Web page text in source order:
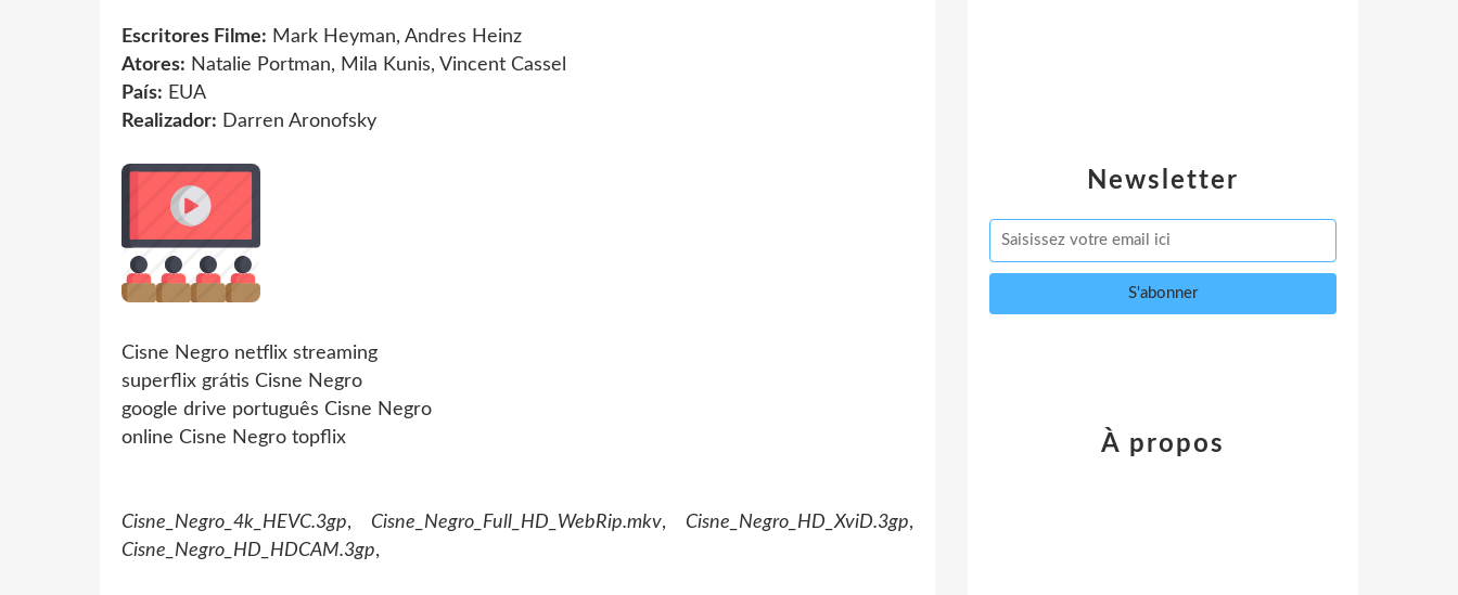
Escritores Filme: Mark Heyman, Andres Heinz
Atores: Natalie Portman, Mila Kunis, Vincent Cassel
País: EUA
Realizador: Darren Aronofsky
Cisne Negro netflix streaming
superflix grátis Cisne Negro
google drive português Cisne Negro
online Cisne Negro topflix
Cisne_Negro_4k_HEVC.3gp, Cisne_Negro_Full_HD_WebRip.mkv, Cisne_Negro_HD_XviD.3gp,
Cisne_Negro_HD_HDCAM.3gp,
Newsletter
À propos